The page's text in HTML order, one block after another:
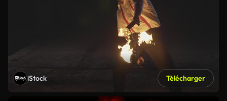
iStock Télécharger